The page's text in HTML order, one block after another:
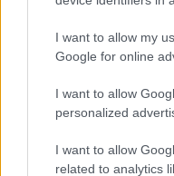
I want to allow my
Google for online
I want to allow
personalized
I want to allow
related to analytics
CZUNYINÉ HARCA
- LETILTOTTA A
Nem vicc! A Fidesz